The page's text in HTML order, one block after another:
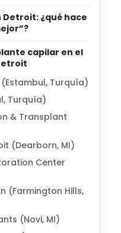
¿qué hace
capilar en el
Turquía)
Turquía)
& Transplant
(Dearborn, MI)
Center
(Farmington Hills,
(Novi, MI)